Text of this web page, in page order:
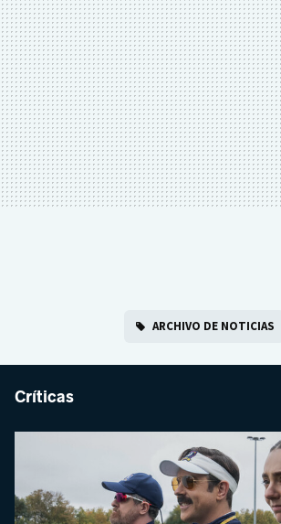
ARCHIVO DE NOTICIAS
Críticas